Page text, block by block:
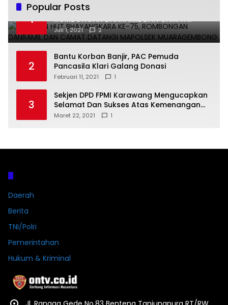
Popular Posts
1
UCAPKAN HUT BHAYANGKARA KE-75,
ROMBONGAN DANRAMIL DAN CAMAT
DATANGI MAPOLSEK MUARAGEMBONG
Juli 1, 2021 2
2
Bantu Korban Banjir, PAC Pemuda
Pancasila Klari Galang Donasi
Februari 11, 2021 1
3
Sekjen DPD FPMI Karawang Mengucapkan
Selamat Dan Sukses Atas Kemenangan
Calon Kades Dayeuhluhur H.Sapin
Maret 22, 2021 1
Daerah
Berita
TNI/Polri
Pemerintahan
Hukum & Kriminal